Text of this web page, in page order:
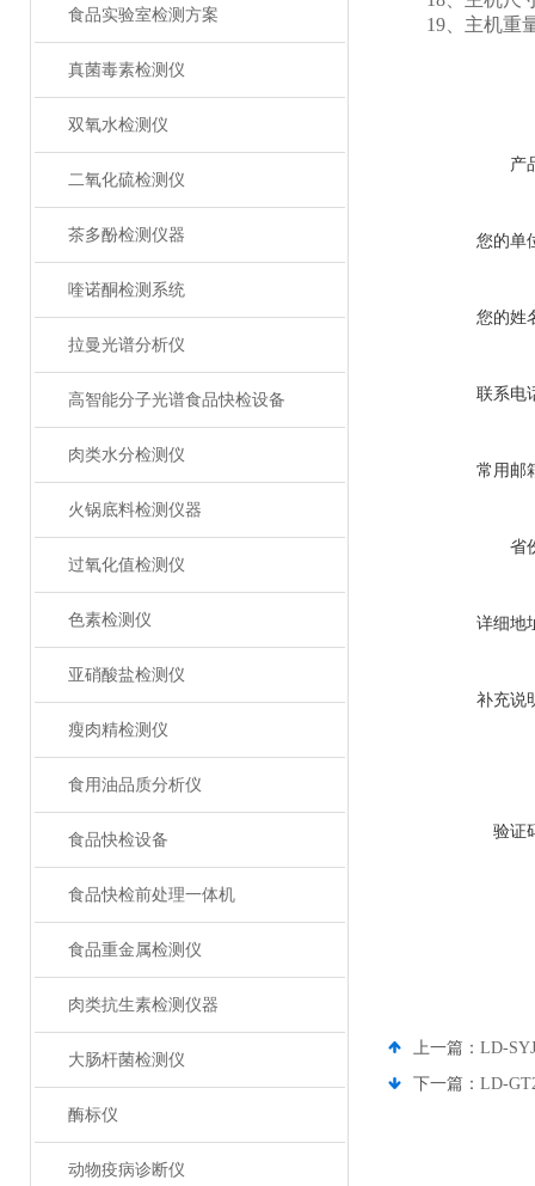
食品实验室检测方案
真菌毒素检测仪
双氧水检测仪
二氧化硫检测仪
茶多酚检测仪器
喹诺酮检测系统
拉曼光谱分析仪
高智能分子光谱食品快检设备
肉类水分检测仪
火锅底料检测仪器
过氧化值检测仪
色素检测仪
亚硝酸盐检测仪
瘦肉精检测仪
食用油品质分析仪
食品快检设备
食品快检前处理一体机
食品重金属检测仪
肉类抗生素检测仪器
大肠杆菌检测仪
酶标仪
动物疫病诊断仪
19、主机重量
产
您的单
您的姓
联系电
常用邮
省
详细地
补充说
验证
上一篇： LD-
下一篇： LD-